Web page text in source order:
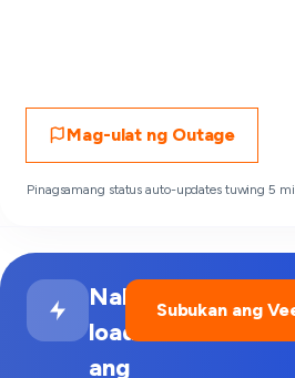
Mag-ulat ng Outage
Pinagsamang status auto-updates tuwing 5
Naka-
load
ang
Subukan ang